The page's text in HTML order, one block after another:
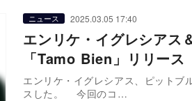
ニュース 2025.03.05 17:40
エンリケ・イグレシアス
「Tamo Bien」リリー
エンリケ・イグレシアス、ピット
スした。 今回のコ…